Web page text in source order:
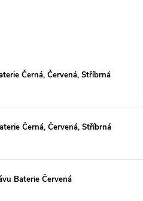
Černá, Červená, Stříbrná
Černá, Červená, Stříbrná
Baterie Červená